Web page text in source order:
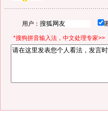
用户：
*搜狗拼音输入法，中文处理专家>>